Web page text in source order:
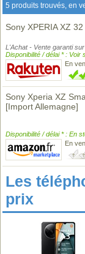
5 produits trouvés, en
Sony XPERIA XZ
L'Achat - Vente garanti
Disponibilité / délai * : Voir
En
Sony Xperia XZ
[Import Allemagne]
Disponibilité / délai * : En
En
Les
prix